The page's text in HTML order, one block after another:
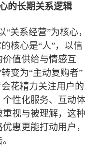
的长期关系逻辑
关系经营”为核心，
核心是“人”，以信
值供给与情感互
变为“主动复购者”
花精力关注用户的
性化服务、互动体
视与被理解，这种
惠更能打动用户，